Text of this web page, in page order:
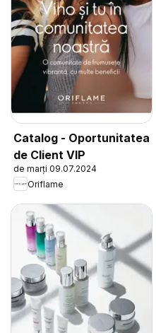
Catalog - Oportunitatea
de Client VIP
de marți 09.07.2024
Oriflame